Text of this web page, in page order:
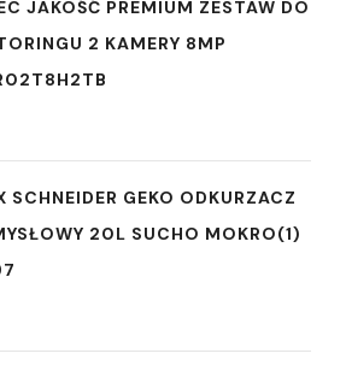
JAKOŚĆ PREMIUM ZESTAW DO
2 KAMERY 8MP
SCHNEIDER GEKO ODKURZACZ
20L SUCHO MOKRO(1)